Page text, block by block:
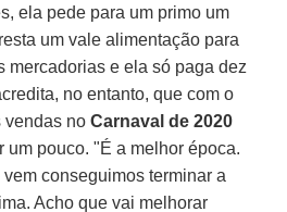
ela pede para um primo um
um vale alimentação para
mercadorias e ela só paga dez
no entanto, que com o
vendas noCarnaval de 2020
um pouco. "É a melhor época.
conseguimos terminar a
Acho que vai melhorar